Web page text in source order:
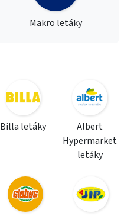
Makro letáky
Billa letáky
Albert
Hypermarket
letáky